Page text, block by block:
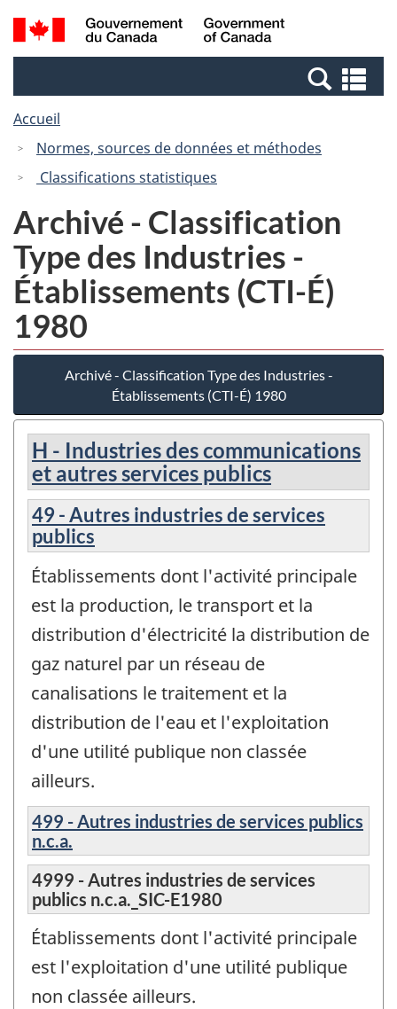
Passer
au
Passer
à
Canada
Recherche
et
et
Accueil
Normes, sources de données et méthodes
Classifications statistiques
Archivé - Classification
Type des Industries -
Établissements (CTI-É)
1980
Archivé - Classification Type des Industries -
Établissements (CTI-É) 1980
H - Industries des communications
et autres services publics
49 - Autres industries de services
publics
Établissements dont l'activité principale
est la production, le transport et la
distribution d'électricité la distribution de
gaz naturel par un réseau de
canalisations le traitement et la
distribution de l'eau et l'exploitation
d'une utilité publique non classée
ailleurs.
499 - Autres industries de services publics
n.c.a.
4999 - Autres industries de services
publics n.c.a._SIC-E1980
Établissements dont l'activité principale
est l'exploitation d'une utilité publique
non classée ailleurs.